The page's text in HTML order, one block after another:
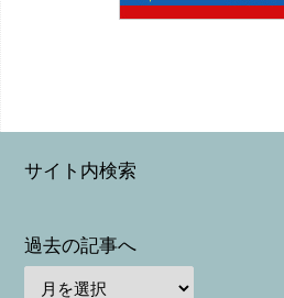
サイト内検索
過去の記事へ